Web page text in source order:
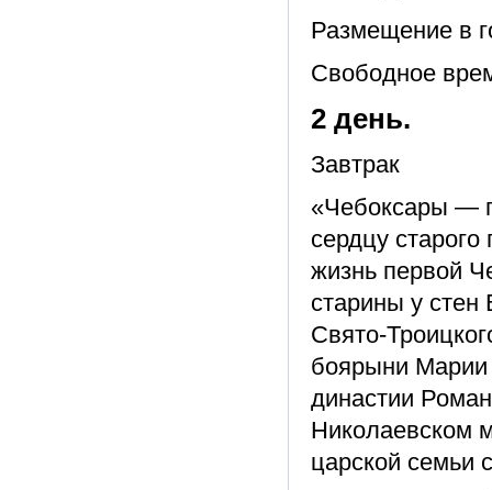
Размещение в
Свободное
2 день.
Завтрак
«Чебоксары —
сердцу
жизнь первой
старины у стен
Свято-
боярыни
династии
Николаевском
царской семьи